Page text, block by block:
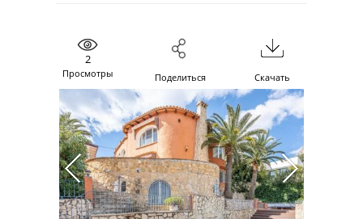
2
Просмотры Поделиться Скачать